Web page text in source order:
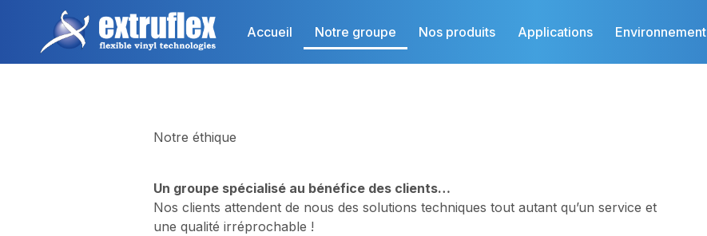
contenu
principal
Accueil Notre groupe Nos produits Applications Environnement
Notre éthique
Un groupe spécialisé au bénéfice des clients…
Nos clients attendent de nous des solutions techniques tout autant qu’un service et
une qualité irréprochable !